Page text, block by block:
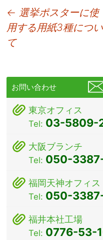
投
稿
ナ
ゲ
ー
シ
ョ
ン
← 選挙ポスターに使
用する用紙3種につい
て
お問い合わせ
東京オフィス
Tel: 03-5809-
大阪ブランチ
Tel: 050-
福岡天神オフィス
Tel: 050-3387-
福井本社工場
Tel: 0776-53-